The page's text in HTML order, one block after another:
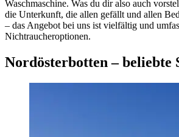
Waschmaschine. Was du dir also auch
die Unterkunft, die allen gefällt und allen
– das Angebot bei uns ist vielfältig und
Nichtraucheroptionen.
Nordösterbotten – beliebte